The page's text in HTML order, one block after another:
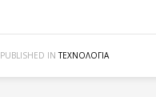
PUBLISHED IN ΤΕΧΝΟΛΟΓΙΑ